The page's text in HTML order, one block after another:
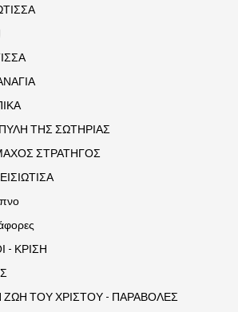
ΤΗΣ ΣΩΤΗΡΙΑΣ
ΣΤΡΑΤΗΓΟΣ
- ΚΡΙΣΗ
ΤΟΥ ΧΡΙΣΤΟΥ - ΠΑΡΑΒΟΛΕΣ